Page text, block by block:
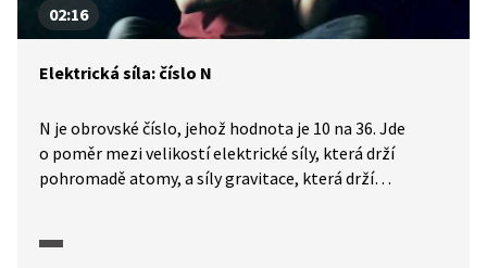
02:16
Elektrická síla: číslo N
N je obrovské číslo, jehož hodnota je 10 na 36. Jde
o poměr mezi velikostí elektrické síly, která drží
pohromadě atomy, a síly gravitace, která drží